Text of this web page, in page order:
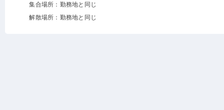
集合場所：勤務地と同じ
解散場所：勤務地と同じ